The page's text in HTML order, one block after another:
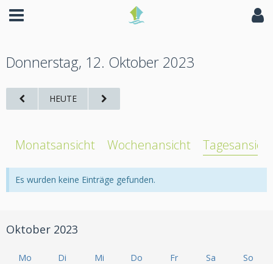
Donnerstag, 12. Oktober 2023
HEUTE
Monatsansicht Wochenansicht Tagesansicht
Es wurden keine Einträge gefunden.
Oktober 2023
Mo Di Mi Do Fr Sa
So